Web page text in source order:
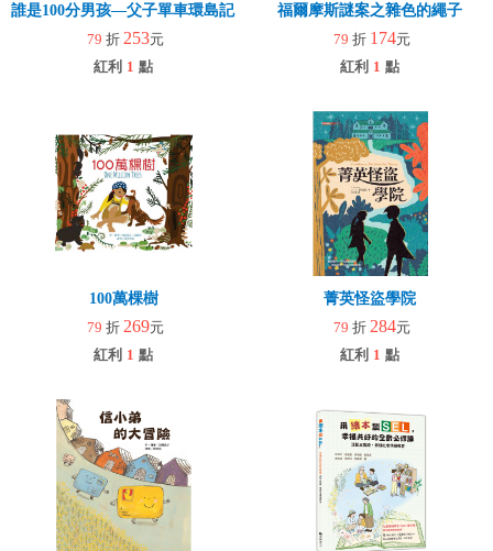
誰是100分男孩—父子單車環島記（二版）
79 折 253元
紅利 1 點
福爾摩斯謎案之雜色的繩子
79 折 174元
紅利 1 點
100萬棵樹
79 折 269元
紅利 1 點
菁英怪盜學院
79 折 284元
紅利 1 點